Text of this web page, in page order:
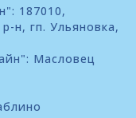
187010,
н, гп. Ульяновка,
Масловец